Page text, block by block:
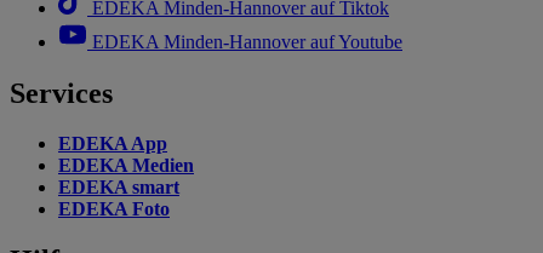
EDEKA Minden-Hannover auf Tiktok
EDEKA Minden-Hannover auf Youtube
Services
EDEKA App
EDEKA Medien
EDEKA smart
EDEKA Foto